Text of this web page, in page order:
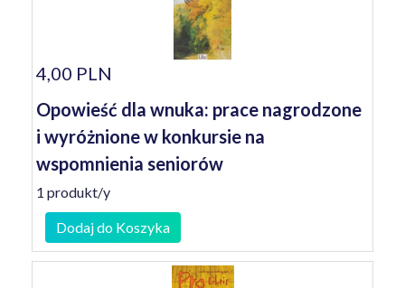
4,00 PLN
Opowieść dla wnuka: prace nagrodzone
i wyróżnione w konkursie na
wspomnienia seniorów
1 produkt/y
Dodaj do Koszyka